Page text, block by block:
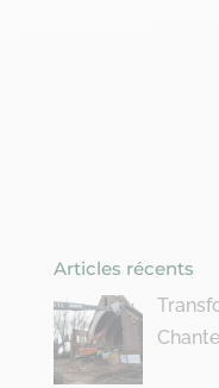
Articles récents